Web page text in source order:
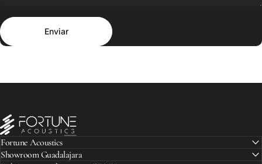
Enviar
Enviar
Fortune Acoustics
Fortune Acoustics
Showroom Guadalajara